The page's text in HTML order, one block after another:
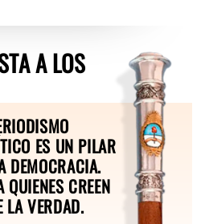
A LOS
ES UN PILAR
DEMOCRACIA.
CREEN
LA VERDAD.